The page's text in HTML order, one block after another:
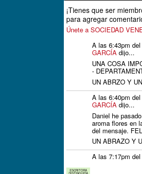
¡Tienes que ser
para agregar
Únete a SOCIEDAD
A las 6:43pm
GARCÍA dijo...
UNA COSA
-
UN ABRZO Y
A las 6:40pm
GARCÍA dijo...
Daniel he
aroma flores en
del mensaje.
UN ABRAZO Y
A las 7:17pm
ESCRITORA